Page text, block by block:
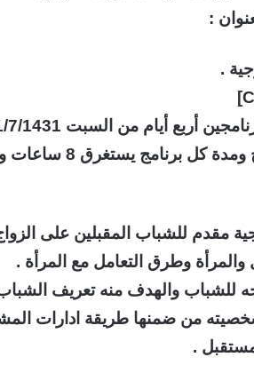
:
الثلاثاء 24/7/1431هـ بواقع يومين
مقدم للشباب المقبلين على
والمرأة وطرق التعامل مع المرأة .
للشباب والهدف منه تعريف
من ضمنها طريقة ادارات
.